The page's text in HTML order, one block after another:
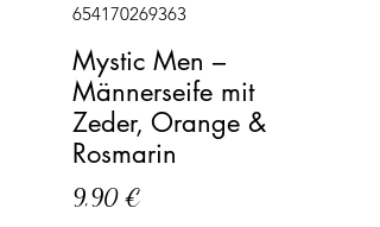
654170269363
Mystic Men –
Männerseife mit
Zeder, Orange &
Rosmarin
9,90 €